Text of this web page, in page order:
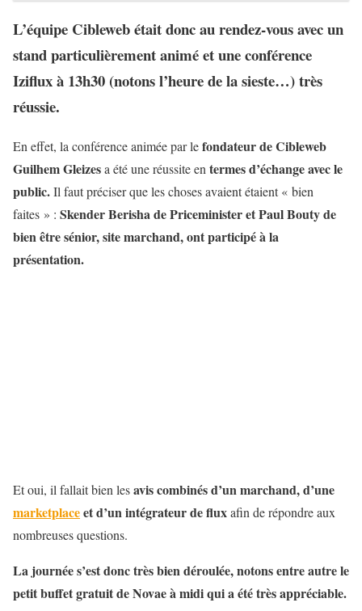
L’équipe Cibleweb était donc au rendez-vous avec un
stand particulièrement animé et une conférence
Iziflux à 13h30 (notons l’heure de la sieste…) très
réussie.
En effet, la conférence animée par lefondateur de Cibleweb
Guilhem Gleizesa été une réussite en termes d’échange avec le
public.Il faut préciser que les choses avaient étaient « bien
faites » : Skender Berisha de Priceminister et Paul Bouty de
bien être sénior, site marchand, ont participé à la
présentation.
Et oui, il fallait bien lesavis combinés d’un marchand, d’une
marketplaceet d’un intégrateur de fluxafin de répondre aux
nombreuses questions.
La journée s’est donc très bien déroulée, notons entre autre le
petit buffet gratuit de Novae à midi qui a été très appréciable.